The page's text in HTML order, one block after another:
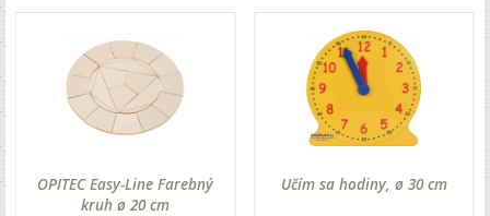
OPITEC Easy-Line Farebný
kruh ø 20 cm
Učím sa hodiny, ø 30 cm